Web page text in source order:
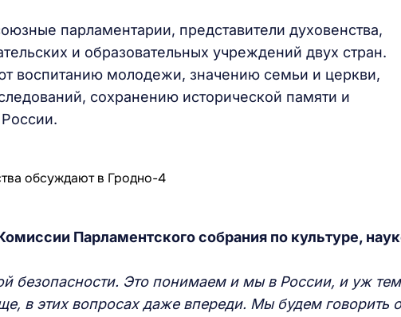
парламентарии, представители духовенства,
и образовательных учреждений двух стран.
воспитанию молодежи, значению семьи и церкви,
сохранению исторической памяти и
Парламентского собрания по культуре,
безопасности. Это понимаем и мы в России, и уж тем
в этих вопросах даже впереди. Мы будем говорить о